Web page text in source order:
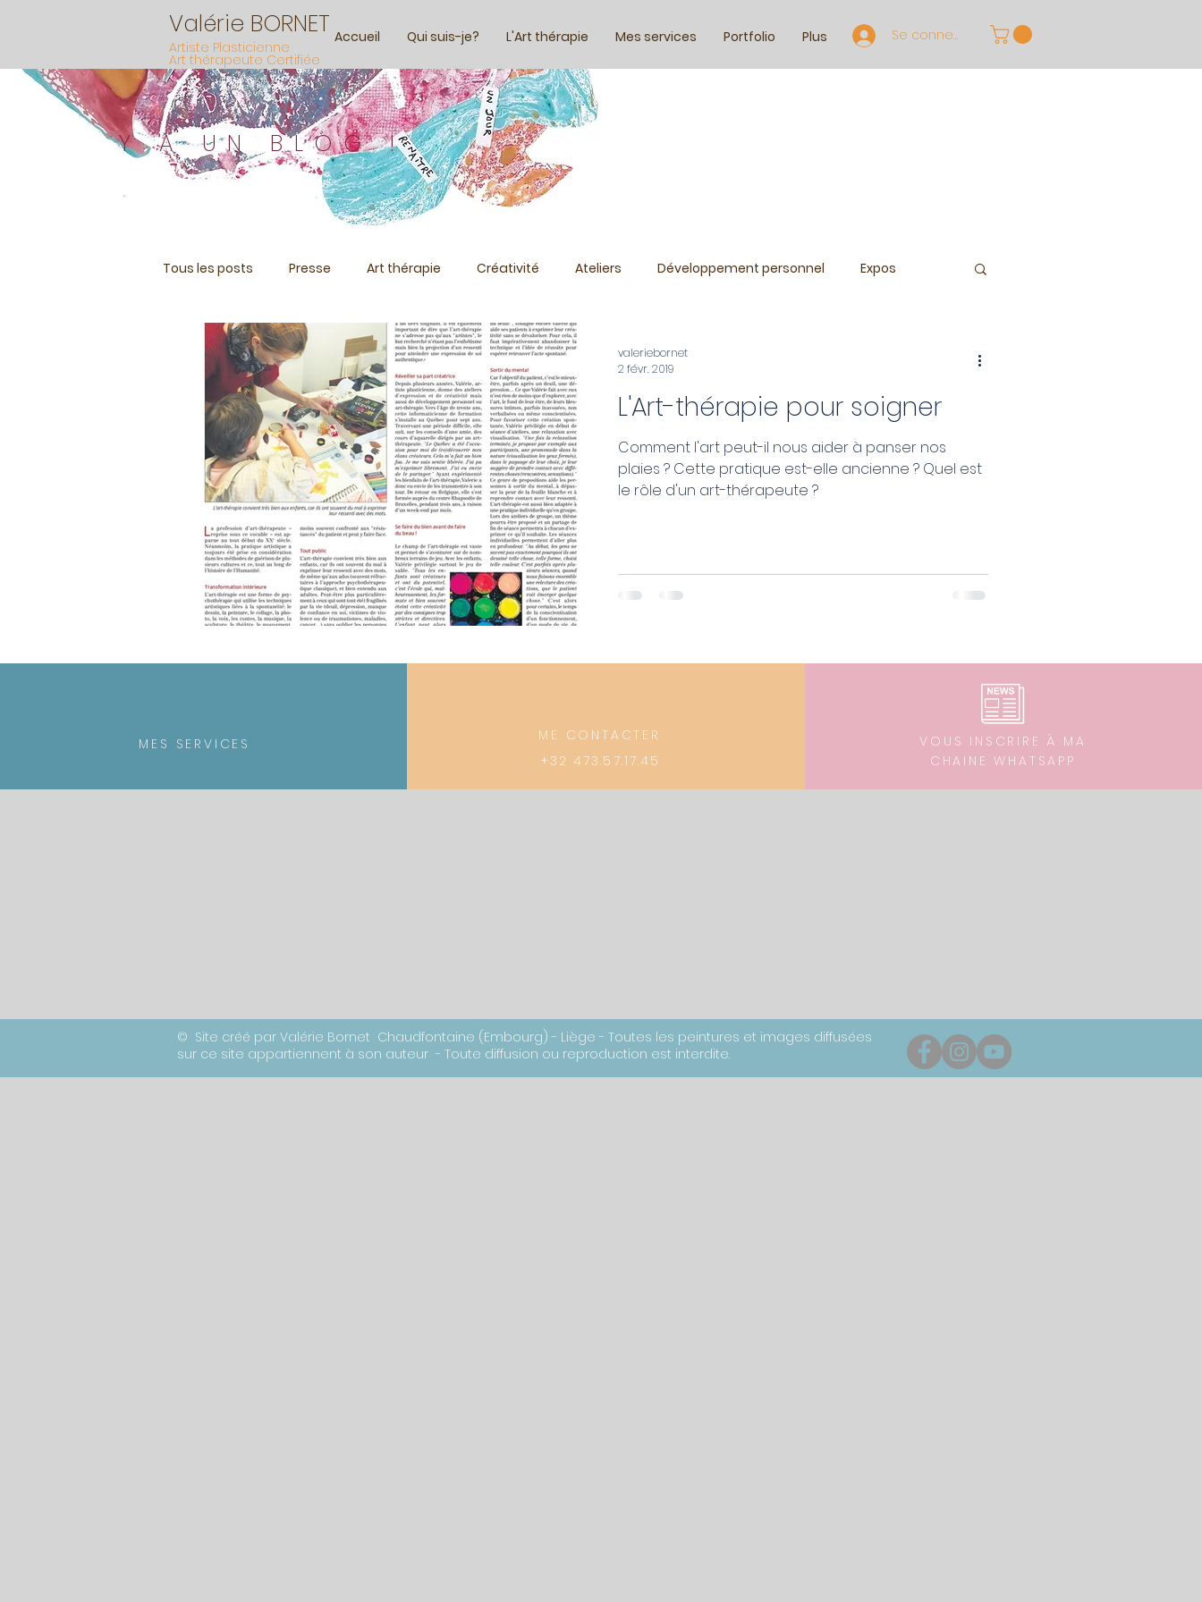
Accueil Qui suis-je? L'Art thérapie Mes services Portfolio Plus
Valérie BORNET
Artiste Plasticienne
Art thérapeute Certifiée
Se connecter
Y A UN BLOG !
Tous les posts Presse Art thérapie Créativité Ateliers Développement personnel Expos
Formation
L'Art-thérapie pour soigner
Comment l'art peut-il nous aider à panser nos
plaies ? Cette pratique est-elle ancienne ? Quel est
le rôle d'un art-thérapeute ?
valeriebornet
2 févr. 2019
MES SERVICES
ME CONTACTER
+32 473.57.17.45
VOUS INSCRIRE À MA
CHAINE WHATSAPP
© Site créé par Valérie Bornet Chaudfontaine (Embourg) - Liège - Toutes les peintures et images diffusées
sur ce site appartiennent à son auteur - Toute diffusion ou reproduction est interdite.